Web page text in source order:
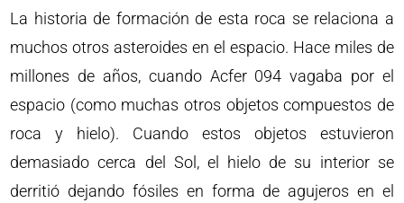
La historia de formación de esta roca se relaciona a
muchos otros asteroides en el espacio. Hace miles de
millones de años, cuando Acfer 094 vagaba por el
espacio (como muchas otros objetos compuestos de
roca y hielo). Cuando estos objetos estuvieron
demasiado cerca del Sol, el hielo de su interior se
derritió dejando fósiles en forma de agujeros en el